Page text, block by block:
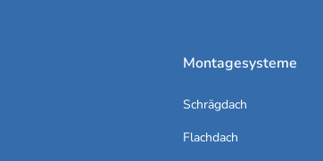
Montagesysteme
Schrägdach
Flachdach